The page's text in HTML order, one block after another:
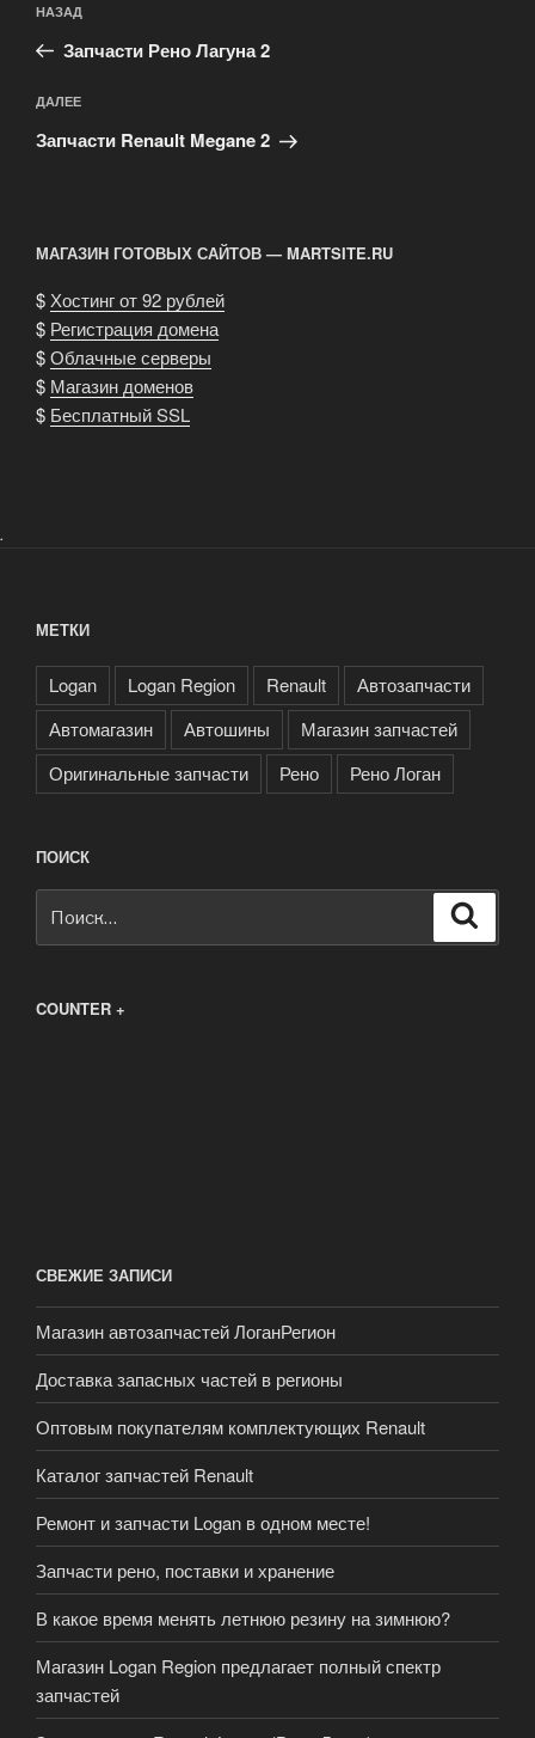
по
записям
Предыдущая
запись:
НАЗАД
Запчасти Рено Лагуна 2
Следующая
запись
ДАЛЕЕ
Запчасти Renault Megane 2
МАГАЗИН ГОТОВЫХ САЙТОВ — MARTSITE.RU
$ Хостинг от 92 рублей
$ Регистрация домена
$Облачные серверы
$ Магазин доменов
$ Бесплатный SSL
.
МЕТКИ
Logan Logan Region Renault
Автозапчасти
Автомагазин
Автошины
Магазин запчастей
Оригинальные запчасти
Рено Рено Логан
ПОИСК
COUNTER +
СВЕЖИЕ ЗАПИСИ
Магазин автозапчастей ЛоганРегион
Доставка запасных частей в регионы
Оптовым покупателям комплектующих Renault
Каталог запчастей Renault
Ремонт и запчасти Logan в одном месте!
Запчасти рено, поставки и хранение
В какое время менять летнюю резину на зимнюю?
Магазин Logan Region предлагает полный спектр
запчастей